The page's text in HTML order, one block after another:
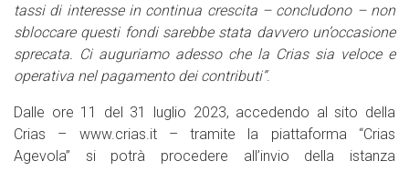
tassi di interesse in continua crescita – concludono – non
sbloccare questi fondi sarebbe stata davvero un’occasione
sprecata. Ci auguriamo adesso che la Crias sia veloce e
operativa nel pagamento dei contributi”.
Dalle ore 11 del 31 luglio 2023, accedendo al sito della
Crias – www.crias.it – tramite la piattaforma “Crias
Agevola” si potrà procedere all’invio della istanza